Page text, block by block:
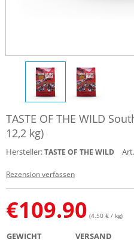
TASTE OF THE WILD
12,2 kg)
Hersteller:TASTE OF THE WILD
Rezension verfassen
€109.90 (4.50 € / kg)
GEWICHT VERSAND